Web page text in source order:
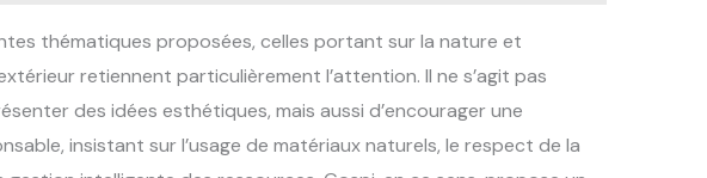
thématiques proposées, celles portant sur la nature et
retiennent particulièrement l’attention. Il ne s’agit pas
des idées esthétiques, mais aussi d’encourager une
insistant sur l’usage de matériaux naturels, le respect de la